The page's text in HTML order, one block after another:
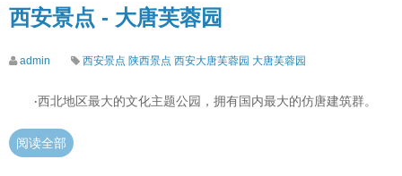
西安景点 - 大唐芙蓉园
admin 西安景点 陕西景点 西安大唐芙蓉园 大唐芙蓉园
·西北地区最大的文化主题公园，拥有国内最大的仿唐建筑群。
阅读全部